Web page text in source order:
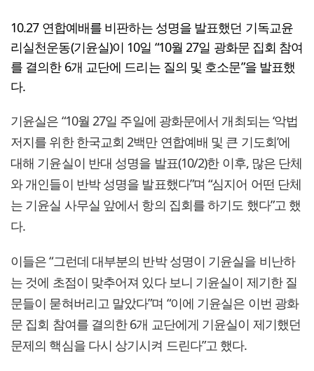
10.27 연합예배를 비판하는 성명을 발표했던 기독교윤
리실천운동(기윤실)이 10일 “10월 27일 광화문 집회 참여
를 결의한 6개 교단에 드리는 질의 및 호소문”을 발표했
다.
기윤실은 “10월 27일 주일에 광화문에서 개최되는 ‘악법
저지를 위한 한국교회 2백만 연합예배 및 큰 기도회’에
대해 기윤실이 반대 성명을 발표(10/2)한 이후, 많은 단체
와 개인들이 반박 성명을 발표했다”며 “심지어 어떤 단체
는 기윤실 사무실 앞에서 항의 집회를 하기도 했다”고 했
다.
이들은 “그런데 대부분의 반박 성명이 기윤실을 비난하
는 것에 초점이 맞추어져 있다 보니 기윤실이 제기한 질
문들이 묻혀버리고 말았다”며 “이에 기윤실은 이번 광화
문 집회 참여를 결의한 6개 교단에게 기윤실이 제기했던
문제의 핵심을 다시 상기시켜 드린다”고 했다.